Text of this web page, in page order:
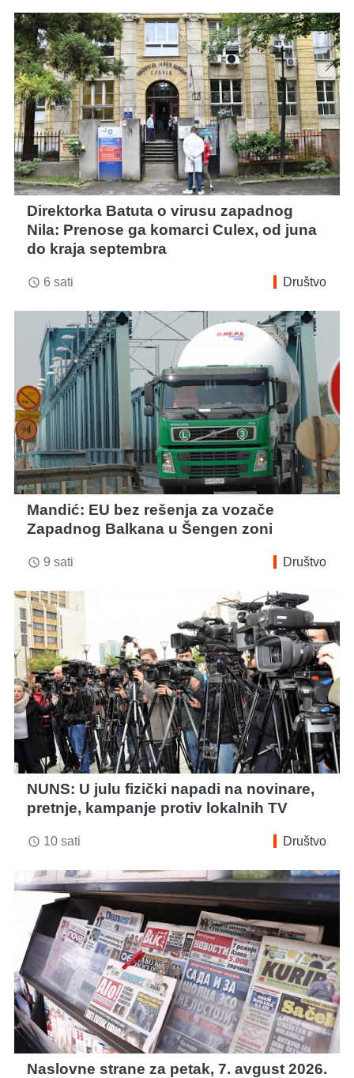
Direktorka Batuta o virusu zapadnog
Nila: Prenose ga komarci Culex, od juna
do kraja septembra
access_time 6 sati Društvo
Mandić: EU bez rešenja za vozače
Zapadnog Balkana u Šengen zoni
access_time 9 sati Društvo
NUNS: U julu fizički napadi na novinare,
pretnje, kampanje protiv lokalnih TV
access_time 10 sati Društvo
Naslovne strane za petak, 7. avgust 2026.